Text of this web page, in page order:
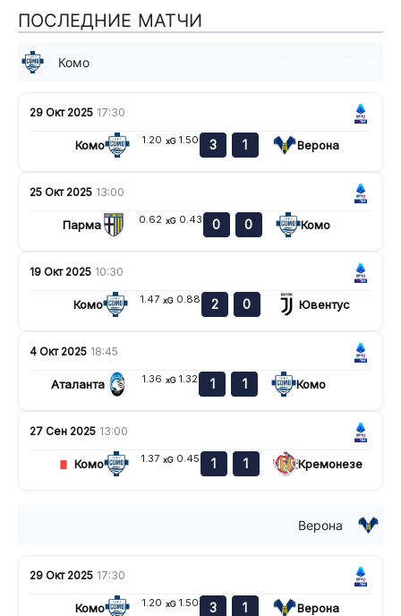
ПОСЛЕДНИЕ МАТЧИ
Комо
29 Окт 2025 17:30
Комо 1.20 xG 1.50 3 1 Верона
25 Окт 2025 13:00
Парма 0.62 xG 0.43 0 0 Комо
19 Окт 2025 10:30
Комо 1.47 xG 0.88 2 0 Ювентус
4 Окт 2025 18:45
Аталанта 1.36 xG 1.32 1 1 Комо
27 Сен 2025 13:00
Комо 1.37 xG 0.45 1 1 Кремонезе
Верона
29 Окт 2025 17:30
Комо 1.20 xG 1.50 3 1 Верона